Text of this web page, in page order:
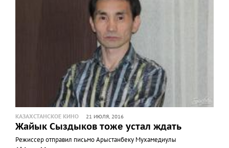
КАЗАХСТАНСКОЕ КИНО 21 ИЮЛЯ, 2016
Жайык Сыздыков тоже устал ждать
Режиссер отправил письмо Арыстанбеку Мухамедиулы